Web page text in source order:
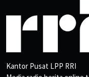
Kantor Pusat LPP RRI